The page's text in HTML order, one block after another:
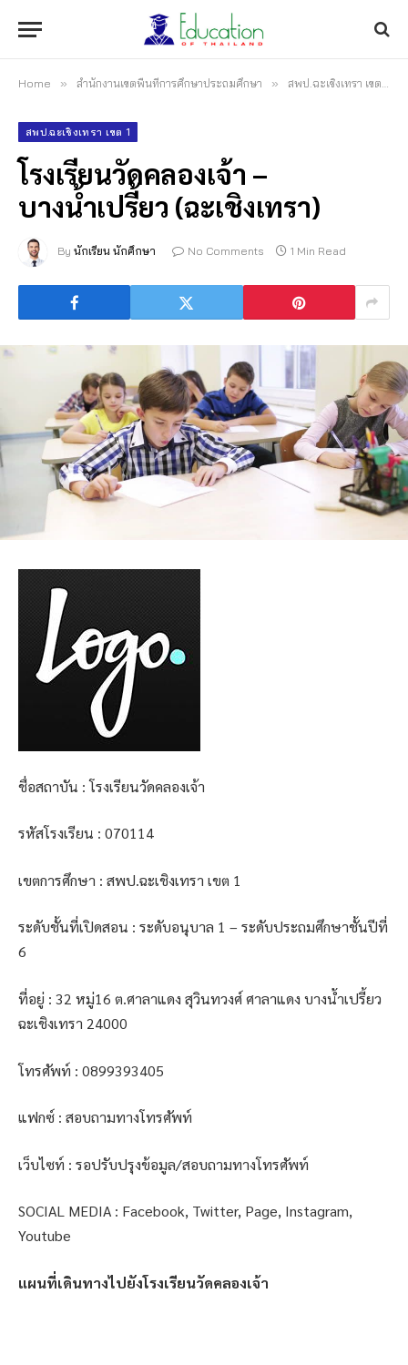
Home » สำนักงานเขตพื้นที่การศึกษาประถมศึกษา » สพป.ฉะเชิงเทรา เขต 1
สพป.ฉะเชิงเทรา เขต 1
โรงเรียนวัดคลองเจ้า –
บางน้ำเปรี้ยว (ฉะเชิงเทรา)
By นักเรียน นักศึกษา No Comments 1 Min Read
ชื่อสถาบัน : โรงเรียนวัดคลองเจ้า
รหัสโรงเรียน : 070114
เขตการศึกษา : สพป.ฉะเชิงเทรา เขต 1
ระดับชั้นที่เปิดสอน : ระดับอนุบาล 1 – ระดับประถมศึกษาชั้นปีที่
6
ที่อยู่ : 32 หมู่16 ต.ศาลาแดง สุวินทวงศ์ ศาลาแดง บางน้ำเปรี้ยว
ฉะเชิงเทรา 24000
โทรศัพท์ : 0899393405
แฟกซ์ : สอบถามทางโทรศัพท์
เว็บไซท์ : รอปรับปรุงข้อมูล/สอบถามทางโทรศัพท์
SOCIAL MEDIA : Facebook, Twitter, Page, Instagram,
Youtube
แผนที่เดินทางไปยังโรงเรียนวัดคลองเจ้า